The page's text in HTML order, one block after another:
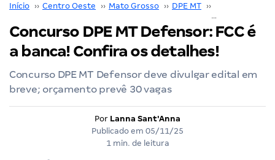
Início ›› Centro Oeste ›› Mato Grosso ›› DPE MT ››
Concurso DPE MT Defensor: FCC é
a banca! Confira os detalhes!
Concurso DPE MT Defensor deve divulgar edital em
breve; orçamento prevê 30 vagas
Por Lanna Sant'Anna
Publicado em 05/11/25
1 min. de leitura